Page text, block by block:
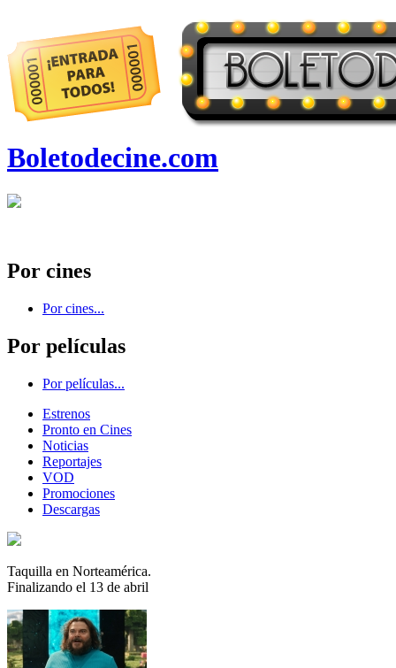
Boletodecine.com
Por cines
Por cines...
Por películas
Por películas...
Estrenos
Pronto en Cines
Noticias
Reportajes
VOD
Promociones
Descargas
Taquilla en Norteamérica.
Finalizando el 13 de abril